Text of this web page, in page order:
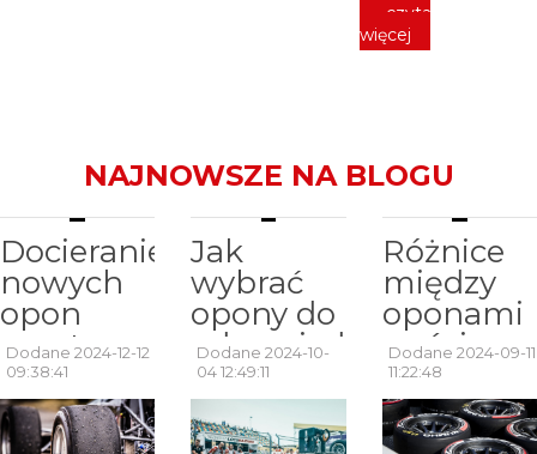
czytaj
więcej
NAJNOWSZE NA BLOGU
Docieranie
nowych
opon
sportowych
– czym
jest heat
cycling?
Dodane 2024-12-12
09:38:41
Jak
wybrać
opony do
odpowiedniego
typu
wyścigu?
Przegląd
Dodane 2024-10-
04 12:49:11
Różnice
między
oponami
a
ulicznymi:
co warto
Dodane 2024-09-11
11:22:48